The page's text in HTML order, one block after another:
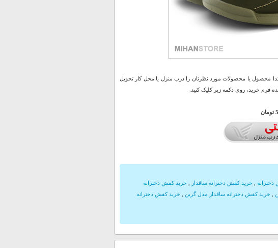
محصول یا محصولات مورد نظرتان را درب منزل یا محل کار تحویل
فرم خرید، روی دکمه زیر کلیک کنید.
تومان
خرید کفش دخترانه ساقدار
خرید کفش دخترانه
خرید کفش دخترانه ساقدار مدل گرین
خرید کفش دخترانه